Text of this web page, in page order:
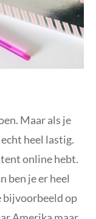
Maar als je
heel lastig.
online hebt.
ben je er heel
bijvoorbeeld op